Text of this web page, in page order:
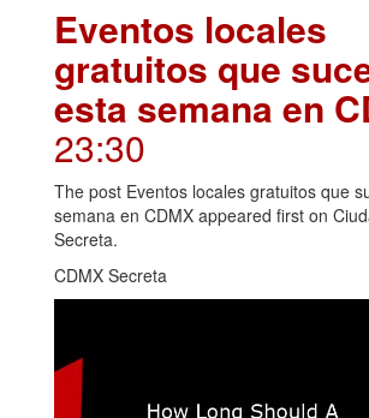
Eventos locales
gratuitos que
esta semana en
23:30
The post Eventos locales gratuitos que
semana en CDMX appeared first on
Secreta.
CDMX Secreta